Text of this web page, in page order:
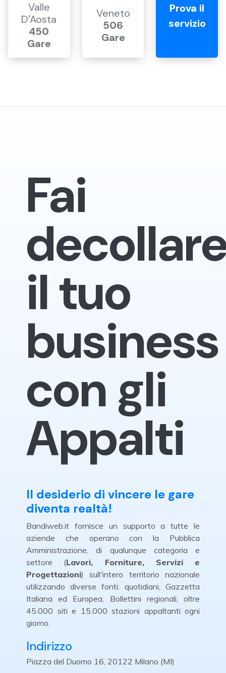
Valle
D'Aosta
450
Gare
Veneto
506
Gare
Prova il
servizio
Fai
il tuo
business
con gli
Appalti
Il desiderio di vincere le gare
diventa realtà!
Bandiweb.it fornisce un supporto a tutte le
aziende che operano con la Pubblica
Amministrazione, di qualunque categoria e
settore (Lavori, Forniture, Servizi e
Progettazioni) sull'intero territorio nazionale
utilizzando diverse fonti: quotidiani, Gazzetta
Italiana ed Europea, Bollettini regionali, oltre
45.000 siti e 15.000 stazioni appaltanti ogni
giorno.
Indirizzo
Piazza del Duomo 16, 20122 Milano (MI)